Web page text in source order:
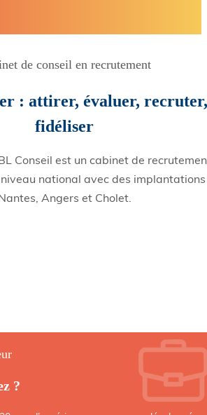
de conseil en recrutement
: attirer, évaluer, recruter,
fidéliser
Conseil est un cabinet de
national avec des
Angers et Cholet.
?